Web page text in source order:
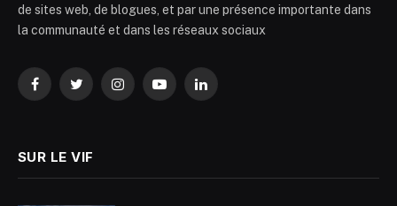
de sites web, de blogues, et par une présence importante dans
la communauté et dans les réseaux sociaux
FacebookTwitterInstagramYouTubeLinkedIn
SUR LE VIF